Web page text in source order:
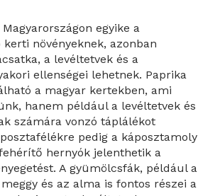
egyike a
növényeknek, azonban
a levéltetvek és a
ellenségei lehetnek. Paprika
a magyar kertekben, ami
hanem például a levéltetvek és
számára vonzó táplálékot
pedig a káposztamoly
hernyók jelenthetik a
A gyümölcsfák, például a
és az alma is fontos részei a